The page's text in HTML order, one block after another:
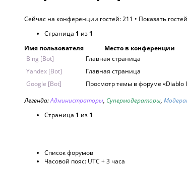
Сейчас на конференции гостей: 211 • Показать гостей
Страница 1 из 1
Имя пользователя
Место в конференции
Bing [Bot]
Главная страница
Yandex [Bot]
Главная страница
Google [Bot]
Просмотр темы в форуме «Diablo
Легенда:Администраторы, Супермодераторы,
Страница 1 из 1
Список форумов
Часовой пояс: UTC + 3 часа